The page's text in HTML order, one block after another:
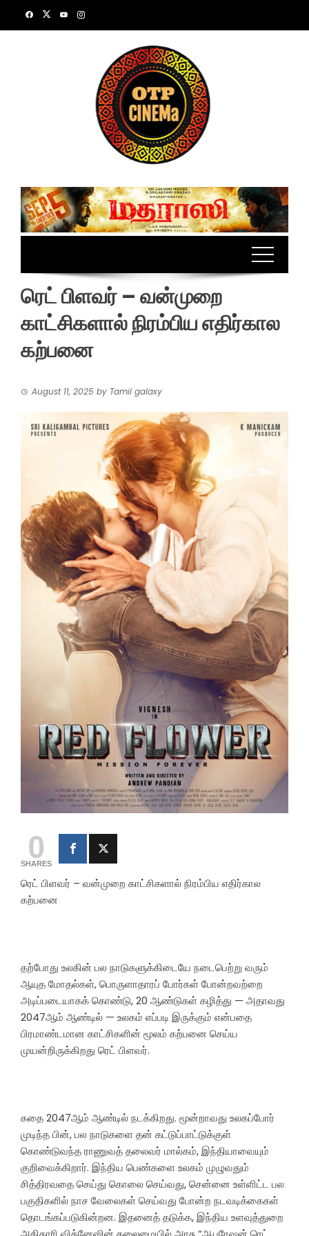
ரெட் பிளவர் – வன்முறை
காட்சிகளால் நிரம்பிய எதிர்கால
கற்பனை
August 11, 2025 by Tamil galaxy
0
SHARES
ரெட் பிளவர் – வன்முறை காட்சிகளால் நிரம்பிய எதிர்கால
கற்பனை
தற்போது உலகின் பல நாடுகளுக்கிடையே நடைபெற்று வரும்
ஆயுத மோதல்கள், பொருளாதாரப் போர்கள் போன்றவற்றை
அடிப்படையாகக் கொண்டு, 20 ஆண்டுகள் கழித்து — அதாவது
2047ஆம் ஆண்டில் — உலகம் எப்படி இருக்கும் என்பதை
பிரமாண்டமான காட்சிகளின் மூலம் கற்பனை செய்ய
முயன்றிருக்கிறது ரெட் பிளவர்.
கதை 2047ஆம் ஆண்டில் நடக்கிறது. மூன்றாவது உலகப்போர்
முடிந்த பின், பல நாடுகளை தன் கட்டுப்பாட்டுக்குள்
கொண்டுவந்த ராணுவத் தலைவர் மால்கம், இந்தியாவையும்
குறிவைக்கிறார். இந்திய பெண்களை உலகம் முழுவதும்
சித்திரவதை செய்து கொலை செய்வது, சென்னை உள்ளிட்ட பல
பகுதிகளில் நாச வேலைகள் செய்வது போன்ற நடவடிக்கைகள்
தொடங்கப்படுகின்றன. இதனைத் தடுக்க, இந்திய உளவுத்துறை